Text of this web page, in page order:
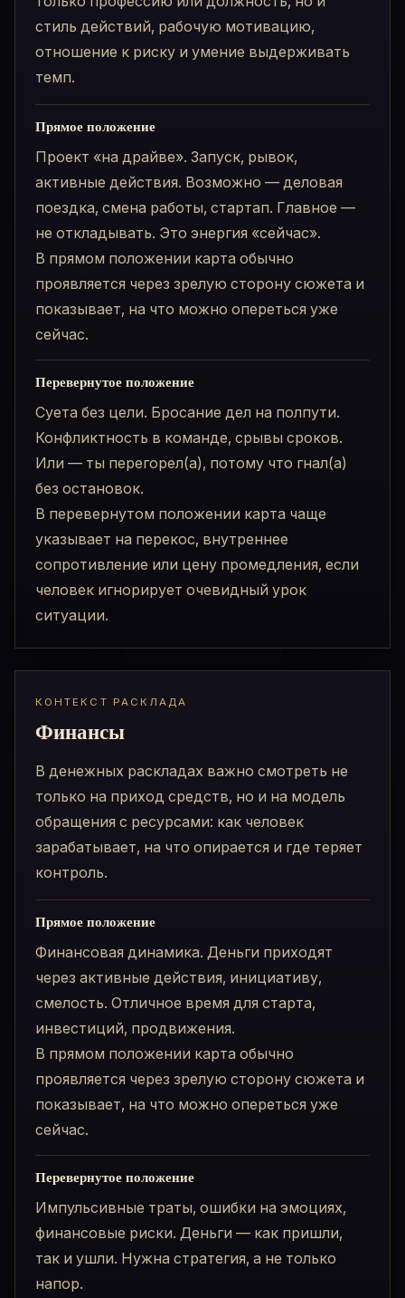
стиль действий, рабочую мотивацию,
отношение к риску и умение выдерживать
темп.
Прямое положение
Проект «на драйве». Запуск, рывок,
активные действия. Возможно — деловая
поездка, смена работы, стартап. Главное —
не откладывать. Это энергия «сейчас».
В прямом положении карта обычно
проявляется через зрелую сторону сюжета и
показывает, на что можно опереться уже
сейчас.
Перевернутое положение
Суета без цели. Бросание дел на полпути.
Конфликтность в команде, срывы сроков.
Или — ты перегорел(а), потому что гнал(а)
без остановок.
В перевернутом положении карта чаще
указывает на перекос, внутреннее
сопротивление или цену промедления, если
человек игнорирует очевидный урок
ситуации.
КОНТЕКСТ РАСКЛАДА
Финансы
В денежных раскладах важно смотреть не
только на приход средств, но и на модель
обращения с ресурсами: как человек
зарабатывает, на что опирается и где теряет
контроль.
Прямое положение
Финансовая динамика. Деньги приходят
через активные действия, инициативу,
смелость. Отличное время для старта,
инвестиций, продвижения.
В прямом положении карта обычно
проявляется через зрелую сторону сюжета и
показывает, на что можно опереться уже
сейчас.
Перевернутое положение
Импульсивные траты, ошибки на эмоциях,
финансовые риски. Деньги — как пришли,
так и ушли. Нужна стратегия, а не только
напор.